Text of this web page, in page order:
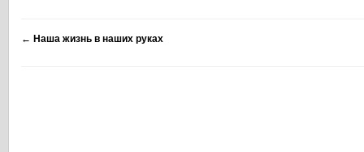
← Наша жизнь в наших руках